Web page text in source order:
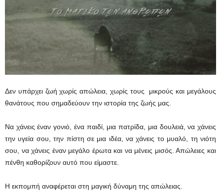
Δεν υπάρχει ζωή χωρίς απώλεια, χωρίς τους μικρούς και μεγάλους
θανάτους που σημαδεύουν την ιστορία της ζωής μας.
Να χάνεις έναν γονιό, ένα παιδί, μια πατρίδα, μια δουλειά, να χάνεις
την υγεία σου, την πίστη σε μια ιδέα, να χάνεις το μυαλό, τη νιότη
σου, να χάνεις έναν μεγάλο έρωτα και να μένεις μισός. Απώλειες και
πένθη καθορίζουν αυτό που είμαστε.
Η εκπομπή αναφέρεται στη μαγική δύναμη της απώλειας.